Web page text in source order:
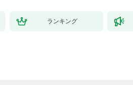
ランキング